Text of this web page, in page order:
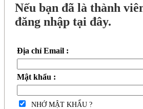
Nếu bạn đã là thành
đăng nhập tại đây.
Địa chỉ Email :
Mật khẩu :
NHỚ MẬT KHẨU ?